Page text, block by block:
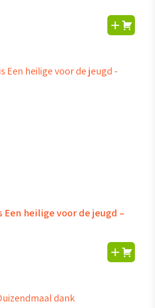
Een heilige voor de jeugd –